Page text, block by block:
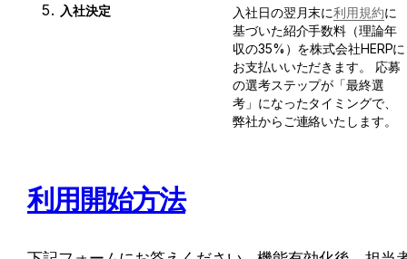
入社決定
入社日の翌月末に利用規約に
基づいた紹介手数料（理論年
収の35%）を株式会社HERPに
お支払いいただきます。 応募
の選考ステップが「最終選
考」になったタイミングで、
弊社からご連絡いたします。
利用開始方法